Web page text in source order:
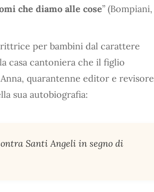
che diamo alle cose” (Bompiani,
per bambini dal carattere
casa cantoniera che il figlio
quarantenne editor e revisore
sua autobiografia:
Santi Angeli in segno di